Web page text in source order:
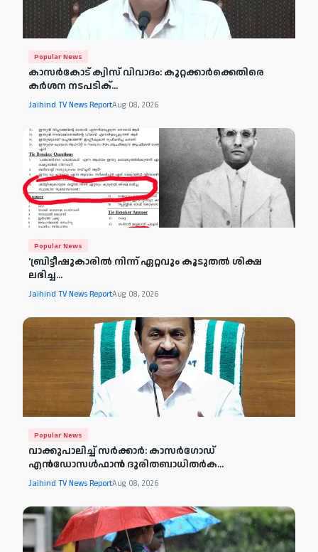
Popular News
കാസർകോട് ക്വിസ് വിവാദം: കുറ്റക്കാർക്കെതിരെ
കർശന നടപടിക്...
Jaihind TV News ReportAug 08, 2026
Popular News
'ബ്രിട്ടീഷുകാരില്‍ നിന്ന് ഏറ്റവും കൂടുതല്‍ ശിക്ഷ
ലഭിച്ച...
Jaihind TV News ReportAug 08, 2026
Popular News
വാക്കുപാലിച്ച് സർക്കാർ: കാസർഗോഡ്
എൻഡോസൾഫാൻ ദുരിതബാധിതർക...
Jaihind TV News ReportAug 08, 2026